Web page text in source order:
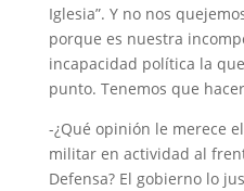
Iglesia”. Y no nos
porque es nuestra
incapacidad política la
punto. Tenemos que
-¿Qué opinión le merece
militar en actividad al
Defensa? El gobierno lo